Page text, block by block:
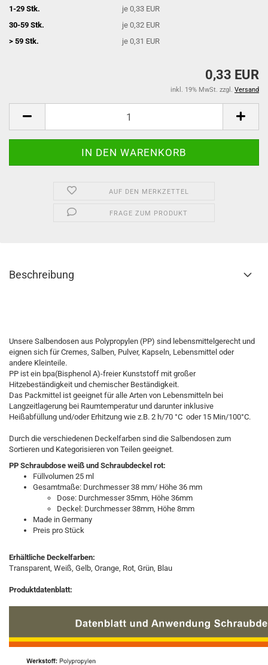
1-29 Stk.
je 0,33 EUR
30-59 Stk.
je 0,32 EUR
> 59 Stk.
je 0,31 EUR
0,33 EUR
inkl. 19% MwSt. zzgl. Versand
AUF DEN MERKZETTEL
FRAGE ZUM PRODUKT
Beschreibung
Unsere Salbendosen aus Polypropylen (PP) sind lebensmittelgerecht und
eignen sich für Cremes, Salben, Pulver, Kapseln, Lebensmittel oder
andere Kleinteile.
PP ist ein bpa(Bisphenol A)-freier Kunststoff mit großer
Hitzebeständigkeit und chemischer Beständigkeit.
Das Packmittel ist geeignet für alle Arten von Lebensmitteln bei
Langzeitlagerung bei Raumtemperatur und darunter inklusive
Heißabfüllung und/oder Erhitzung wie z.B. 2 h/70 °C oder 15 Min/100°C.
Durch die verschiedenen Deckelfarben sind die Salbendosen zum
Sortieren und Kategorisieren von Teilen geeignet.
PP Schraubdose weiß und Schraubdeckel rot:
Füllvolumen 25 ml
Gesamtmaße: Durchmesser 38 mm/ Höhe 36 mm
Dose: Durchmesser 35mm, Höhe 36mm
Deckel: Durchmesser 38mm, Höhe 8mm
Made in Germany
Preis pro Stück
Erhältliche Deckelfarben:
Transparent, ​Weiß, Gelb, Orange, Rot, Grün, Blau
Produktdatenblatt:​